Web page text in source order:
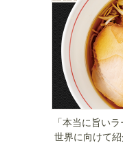
「本当に旨い
世界に向けて